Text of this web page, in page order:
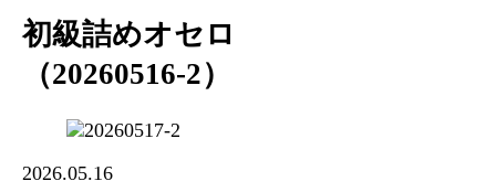
初級詰めオセロ
（20260516-2）
2026.05.16